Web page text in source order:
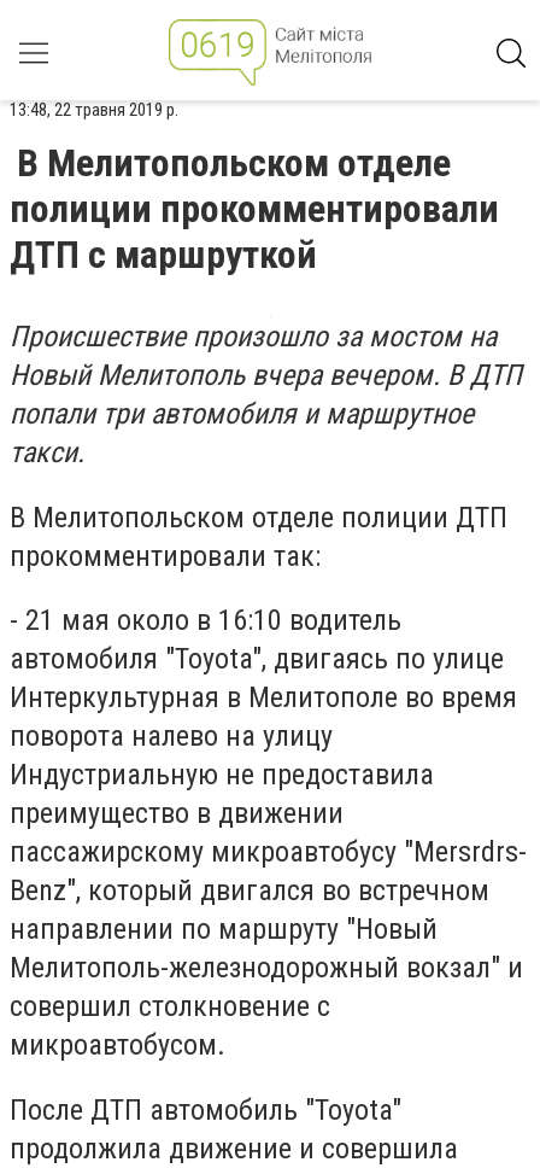
13:48, 22 травня 2019 р.
В Мелитопольском отделе
полиции прокомментировали
ДТП с маршруткой
Происшествие произошло за мостом на
Новый Мелитополь вчера вечером. В ДТП
попали три автомобиля и маршрутное
такси.
В Мелитопольском отделе полиции ДТП
прокомментировали так:
- 21 мая около в 16:10 водитель
автомобиля "Тоyota", двигаясь по улице
Интеркультурная в Мелитополе во время
поворота налево на улицу
Индустриальную не предоставила
преимущество в движении
пассажирскому микроавтобусу "Мersrdrs-
Benz", который двигался во встречном
направлении по маршруту "Новый
Мелитополь-железнодорожный вокзал" и
совершил столкновение с
микроавтобусом.
После ДТП автомобиль "Тоyota"
продолжила движение и совершила